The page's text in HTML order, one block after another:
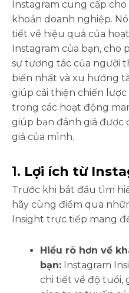
Instagram cung cấp
khoản doanh nghiệp.
tiết về hiệu quả của
Instagram của bạn, cho
sự tương tác của người
biến nhất và xu hướng
giúp cải thiện chiến
trong các hoạt động
giúp bạn đánh giá được
giả của mình.
1. Lợi ích từ
Trước khi bắt đầu tìm
hãy cùng điểm qua
Insight trực tiếp mang
Hiểu rõ hơn về
bạn: Instagram
chi tiết về độ tuổi,